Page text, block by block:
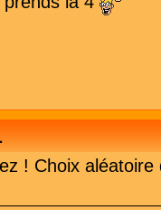
! Choix aléatoire